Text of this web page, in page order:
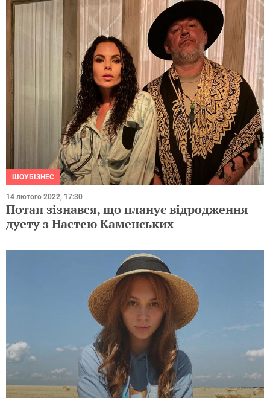
ШОУБІЗНЕС
14 лютого 2022, 17:30
Потап зізнався, що планує відродження
дуету з Настею Каменських